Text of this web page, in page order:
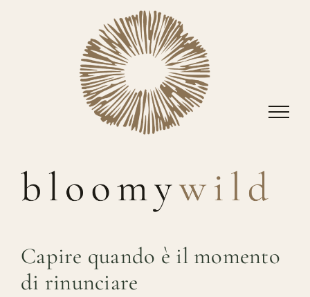
Capire quando è il momento
di rinunciare